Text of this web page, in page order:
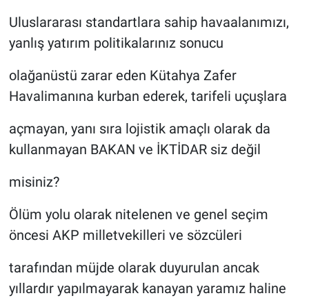
Uluslararası standartlara sahip havaalanımızı,
yanlış yatırım politikalarınız sonucu
olağanüstü zarar eden Kütahya Zafer
Havalimanına kurban ederek, tarifeli uçuşlara
açmayan, yanı sıra lojistik amaçlı olarak da
kullanmayan BAKAN ve İKTİDAR siz değil
misiniz?
Ölüm yolu olarak nitelenen ve genel seçim
öncesi AKP milletvekilleri ve sözcüleri
tarafından müjde olarak duyurulan ancak
yıllardır yapılmayarak kanayan yaramız haline